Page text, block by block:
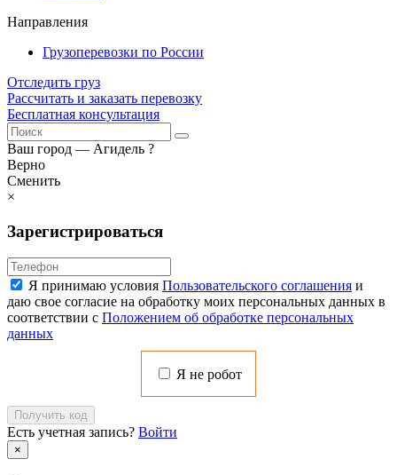
Направления
Грузоперевозки по России
Отследить груз
Рассчитать и заказать перевозку
Бесплатная консультация
Ваш город — Агидель ?
Верно
Сменить
×
Зарегистрироваться
Я принимаю условия Пользовательского соглашения и
даю свое согласие на обработку моих персональных данных в
соответствии с Положением об обработке персональных
данных
Я не робот
Получить код
Есть учетная запись? Войти
×